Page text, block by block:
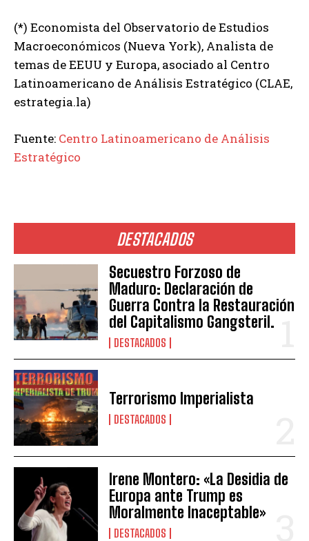
DESTACADOS
Secuestro Forzoso de
Maduro: Declaración de
Guerra Contra la Restauración
del Capitalismo Gangsteril.
DESTACADOS
Terrorismo Imperialista
DESTACADOS
Irene Montero: «La Desidia de
Europa ante Trump es
Moralmente Inaceptable»
DESTACADOS
(*) Economista del Observatorio de Estudios
Macroeconómicos (Nueva York), Analista de
temas de EEUU y Europa, asociado al Centro
Latinoamericano de Análisis Estratégico (CLAE,
estrategia.la)
Fuente: Centro Latinoamericano de Análisis
Estratégico